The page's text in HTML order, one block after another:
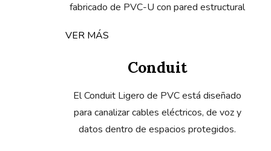
fabricado de PVC-U con pared estructural
VER MÁS
Conduit
El Conduit Ligero de PVC está diseñado
para canalizar cables eléctricos, de voz y
datos dentro de espacios protegidos.